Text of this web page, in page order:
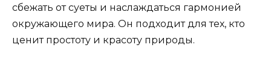
сбежать от суеты и наслаждаться гармонией
окружающего мира. Он подходит для тех, кто
ценит простоту и красоту природы.